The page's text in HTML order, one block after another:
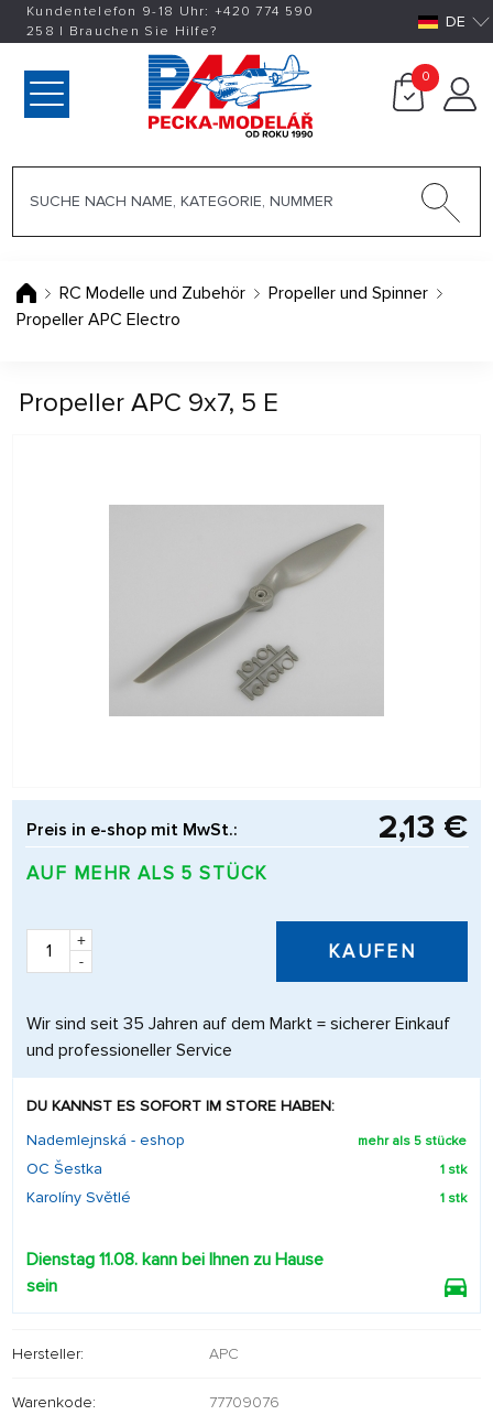
Kundentelefon 9-18 Uhr: +420774 590
258 | Brauchen Sie Hilfe? DE
0
RC Modelle und Zubehör
Propeller und Spinner
Propeller APC Electro
Propeller APC 9x7, 5 E
Preis in e-shop mit MwSt.: 2,13 €
AUF MEHR ALS 5 STÜCK
+
-
KAUFEN
Wir sind seit 35 Jahren auf dem Markt = sicherer Einkauf
und professioneller Service
DU KANNST ES SOFORT IM STORE HABEN:
Nademlejnská - eshop
mehr als 5 stücke
OC Šestka 1 stk
Karolíny Světlé 1 stk
Dienstag 11.08. kann bei Ihnen zu Hause
sein
Hersteller: APC
Warenkode: 77709076